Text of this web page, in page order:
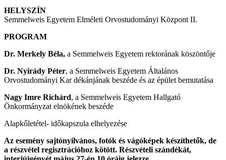
HELYSZÍN
Semmelweis Egyetem Elméleti Orvostudományi Központ II.
PROGRAM
Dr. Merkely Béla, a Semmelweis Egyetem rektorának köszöntője
Dr. Nyirády Péter, a Semmelweis Egyetem Általános
Orvostudományi Kar dékánjának beszéde és az épület bemutatása
Nagy Imre Richárd, a Semmelweis Egyetem Hallgató
Önkormányzat elnökének beszéde
Alapkőletétel- időkapszula elhelyezése
Az esemény sajtónyilvános, fotók és vágóképek készíthetők, de
a részvétel regisztrációhoz kötött. Részvételi szándékát,